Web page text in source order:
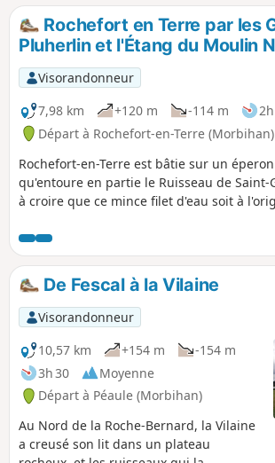
Rochefort en Terre par les
Pluherlin et l'Étang du Moulin
Visorandonneur
7,98 km
+120 m -114 m
Départ à Rochefort-en-Terre (Morbihan)
Rochefort-en-Terre est bâtie sur un
qu'entoure en partie le Ruisseau de Saint-
à croire que ce mince filet d'eau soit à
alimente le bel Étang du Moulin Neuf. Les
plan d'eau, ainsi que les crêtes
vallée de l'Arz font un bel écrin à la perle
balader en découvrant les coins cachés de
permet une découverte toute autre que
très nombreux visiteurs qui se contentent
centrale.
De Fescal à la Vilaine
Visorandonneur
10,57 km
+154 m
-154 m
3h 30
Moyenne
Départ à Péaule (Morbihan)
Au Nord de la Roche-Bernard, la Vilaine
a creusé son lit dans un plateau